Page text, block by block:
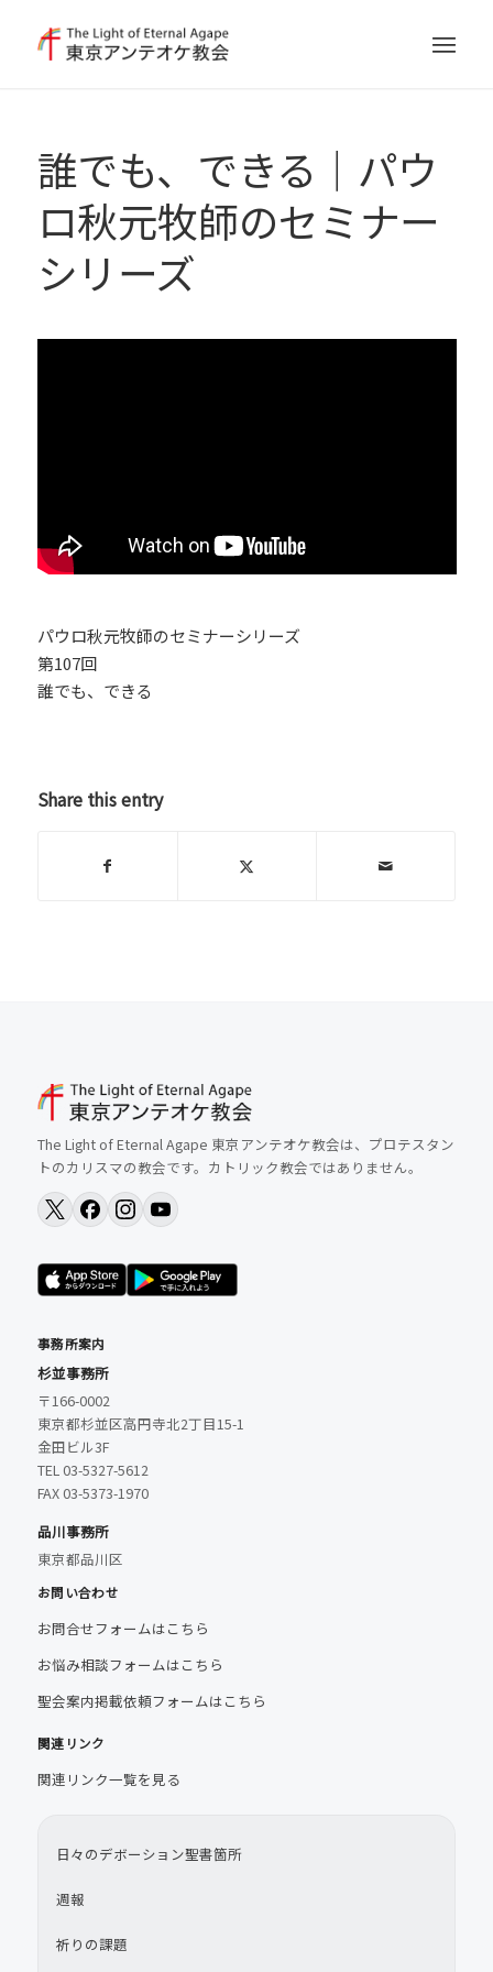
誰でも、できる｜パウ
ロ秋元牧師のセミナー
シリーズ
パウロ秋元牧師のセミナーシリーズ
第107回
誰でも、できる
Share this entry
The Light of Eternal Agape 東京アンテオケ教会は、プロテスタン
トのカリスマの教会です。カトリック教会ではありません。
事務所案内
杉並事務所
〒166-0002
東京都杉並区高円寺北2丁目15-1
金田ビル3F
TEL 03-5327-5612
FAX 03-5373-1970
品川事務所
東京都品川区
お問い合わせ
お問合せフォームはこちら
お悩み相談フォームはこちら
聖会案内掲載依頼フォームはこちら
関連リンク
関連リンク一覧を見る
日々のデボーション聖書箇所
週報
祈りの課題